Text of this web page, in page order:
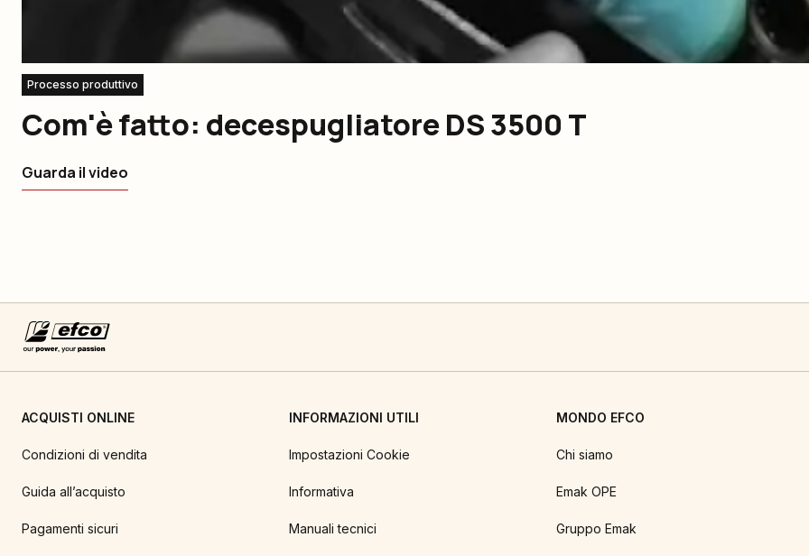
Processo produttivo
Com'è fatto: decespugliatore DS 3500 T
Guarda il video
ACQUISTI ONLINE
Condizioni di vendita
Guida all’acquisto
Pagamenti sicuri
INFORMAZIONI UTILI
Impostazioni Cookie
Informativa
Manuali tecnici
MONDO EFCO
Chi siamo
Emak OPE
Gruppo Emak